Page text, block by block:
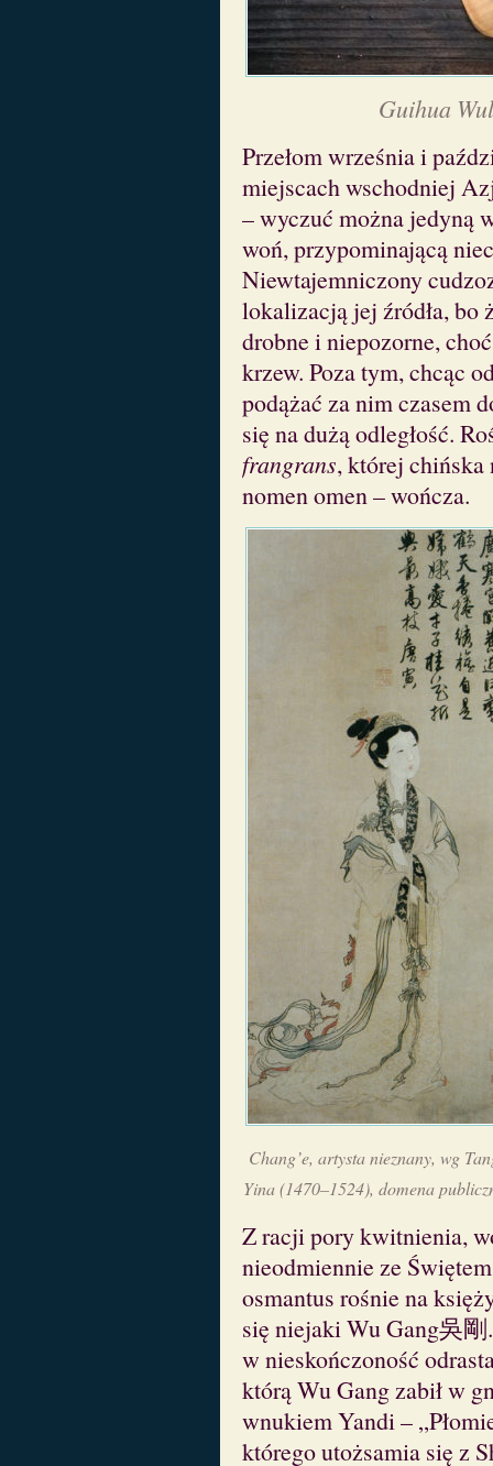
Guihua
Przełom września i
miejscach wschodniej
– wyczuć można jedyną
woń, przypominającą
Niewtajemniczony
lokalizacją jej źródła, bo
drobne i niepozorne,
krzew. Poza tym, chcąc
podążać za nim czasem
się na dużą odległość.
frangrans, której
nomen omen – wończa.
Chang’e, artysta nieznany, wg
Yina (1470–1524), domena
Z racji pory kwitnienia,
nieodmiennie ze
osmantus rośnie na
się niejaki Wu Gang吳剛
w nieskończoność
którą Wu Gang zabił w
wnukiem Yandi –
którego utożsamia się z